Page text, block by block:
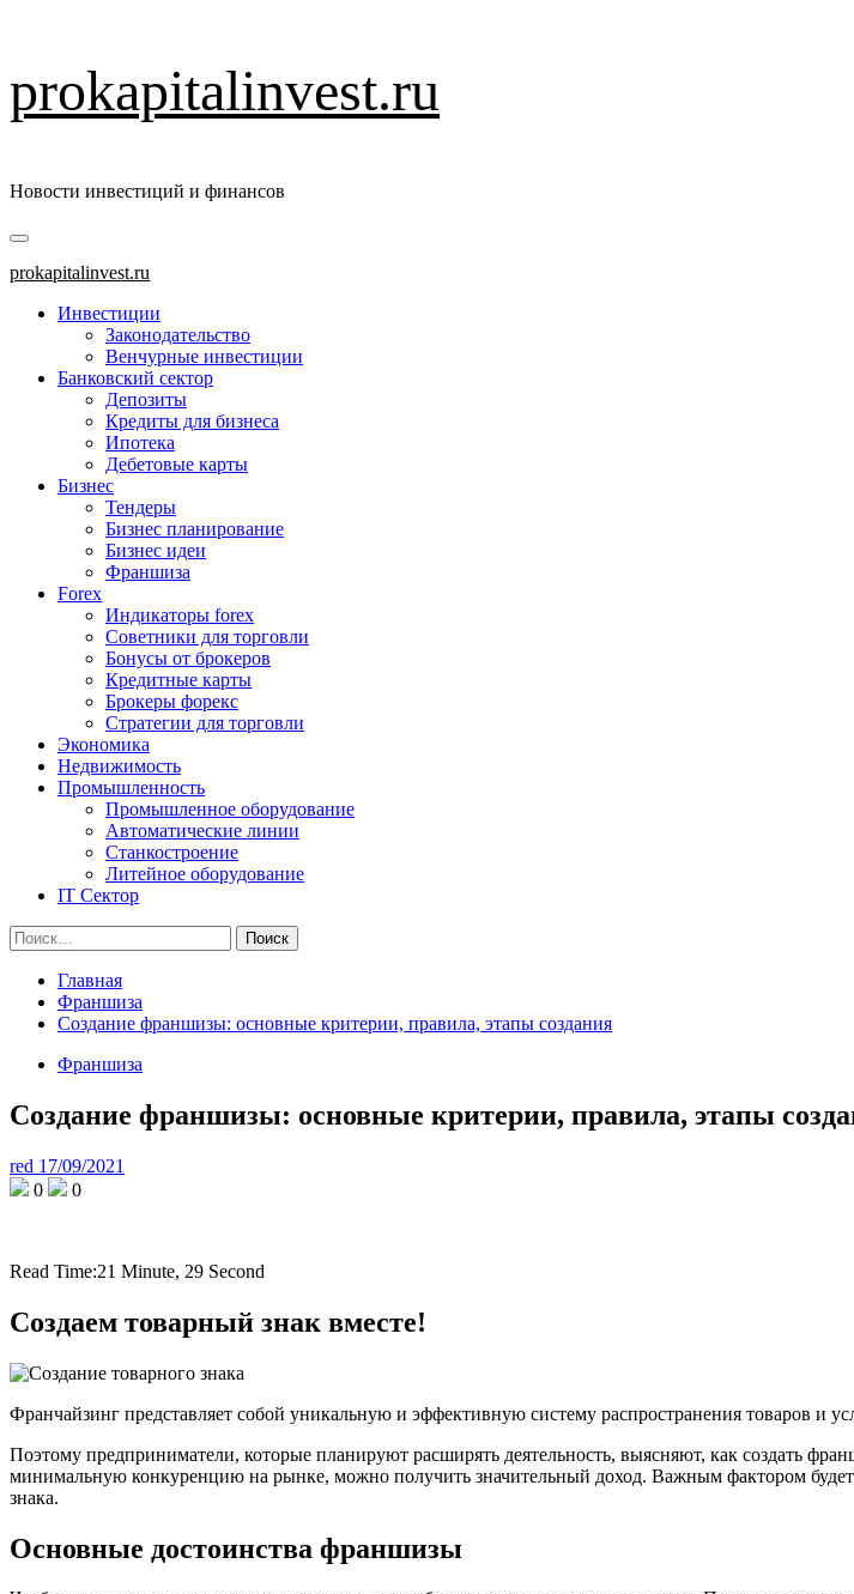
к
содержимому
prokapitalinvest.ru
Новости инвестиций и финансов
Основное
меню
prokapitalinvest.ru
Инвестиции
Законодательство
Венчурные инвестиции
Банковский сектор
Депозиты
Кредиты для бизнеса
Ипотека
Дебетовые карты
Бизнес
Тендеры
Бизнес планирование
Бизнес идеи
Франшиза
Forex
Индикаторы forex
Советники для торговли
Бонусы от брокеров
Кредитные карты
Брокеры форекс
Стратегии для торговли
Экономика
Недвижимость
Промышленность
Промышленное оборудование
Автоматические линии
Станкостроение
Литейное оборудование
IT Сектор
Найти:
Главная
Франшиза
Создание франшизы: основные критерии, правила, этапы создания
Франшиза
Создание франшизы: основные критерии, правила, этапы
red 17/09/2021
0
0
Read Time:21 Minute, 29 Second
Создаем товарный знак вместе!
Франчайзинг представляет собой уникальную и эффективную систему распространения товаров и
Поэтому предприниматели, которые планируют расширять деятельность, выясняют, как создать
минимальную конкуренцию на рынке, можно получить значительный доход. Важным фактором
знака.
Основные достоинства франшизы